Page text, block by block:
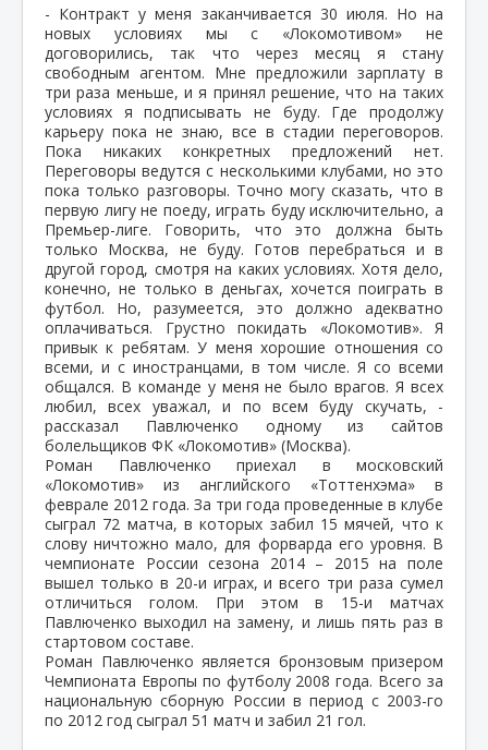
- Контракт у меня заканчивается 30 июля. Но на
новых условиях мы с «Локомотивом» не
договорились, так что через месяц я стану
свободным агентом. Мне предложили зарплату в
три раза меньше, и я принял решение, что на таких
условиях я подписывать не буду. Где продолжу
карьеру пока не знаю, все в стадии переговоров.
Пока никаких конкретных предложений нет.
Переговоры ведутся с несколькими клубами, но это
пока только разговоры. Точно могу сказать, что в
первую лигу не поеду, играть буду исключительно, а
Премьер-лиге. Говорить, что это должна быть
только Москва, не буду. Готов перебраться и в
другой город, смотря на каких условиях. Хотя дело,
конечно, не только в деньгах, хочется поиграть в
футбол. Но, разумеется, это должно адекватно
оплачиваться. Грустно покидать «Локомотив». Я
привык к ребятам. У меня хорошие отношения со
всеми, и с иностранцами, в том числе. Я со всеми
общался. В команде у меня не было врагов. Я всех
любил, всех уважал, и по всем буду скучать, -
рассказал Павлюченко одному из сайтов
болельщиков ФК «Локомотив» (Москва).
Роман Павлюченко приехал в московский
«Локомотив» из английского «Тоттенхэма» в
феврале 2012 года. За три года проведенные в клубе
сыграл 72 матча, в которых забил 15 мячей, что к
слову ничтожно мало, для форварда его уровня. В
чемпионате России сезона 2014 – 2015 на поле
вышел только в 20-и играх, и всего три раза сумел
отличиться голом. При этом в 15-и матчах
Павлюченко выходил на замену, и лишь пять раз в
стартовом составе.
Роман Павлюченко является бронзовым призером
Чемпионата Европы по футболу 2008 года. Всего за
национальную сборную России в период с 2003-го
по 2012 год сыграл 51 матч и забил 21 гол.